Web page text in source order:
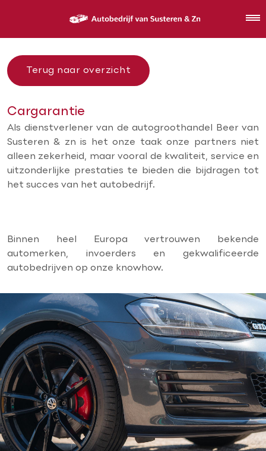
Terug naar overzicht
Cargarantie
Als dienstverlener van de autogroothandel Beer van
Susteren & zn is het onze taak onze partners niet
alleen zekerheid, maar vooral de kwaliteit, service en
uitzonderlijke prestaties te bieden die bijdragen tot
het succes van het autobedrijf.
Binnen heel Europa vertrouwen bekende
automerken, invoerders en gekwalificeerde
autobedrijven op onze knowhow.